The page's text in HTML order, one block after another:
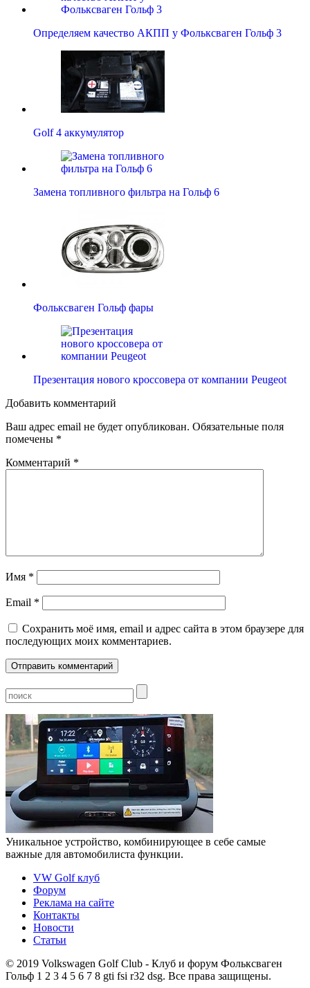
Определяем качество АКПП у Фольксваген Гольф 3
Golf 4 аккумулятор
Замена топливного фильтра на Гольф 6
Фольксваген Гольф фары
Презентация нового кроссовера от компании Peugeot
Добавить комментарий
Ваш адрес email не будет опубликован. Обязательные поля
помечены *
Комментарий *
Имя *
Email *
Сохранить моё имя, email и адрес сайта в этом браузере для
последующих моих комментариев.
Уникальное устройство, комбинирующее в себе самые
важные для автомобилиста функции.
VW Golf клуб
Форум
Реклама на сайте
Контакты
Новости
Статьи
© 2019 Volkswagen Golf Club - Клуб и форум Фольксваген
Гольф 1 2 3 4 5 6 7 8 gti fsi r32 dsg. Все права защищены.